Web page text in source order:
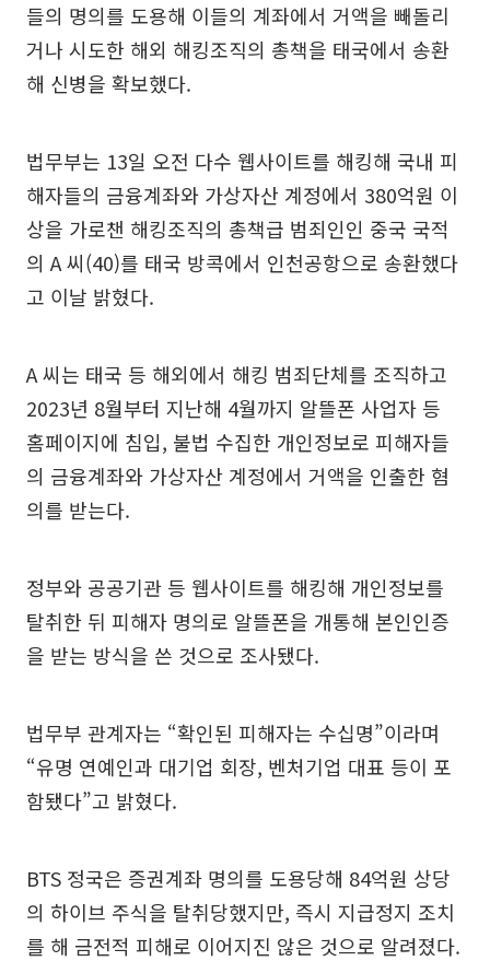
들의 명의를 도용해 이들의 계좌에서 거액을 빼돌리
거나 시도한 해외 해킹조직의 총책을 태국에서 송환
해 신병을 확보했다.
법무부는 13일 오전 다수 웹사이트를 해킹해 국내 피
해자들의 금융계좌와 가상자산 계정에서 380억원 이
상을 가로챈 해킹조직의 총책급 범죄인인 중국 국적
의 A 씨(40)를 태국 방콕에서 인천공항으로 송환했다
고 이날 밝혔다.
A 씨는 태국 등 해외에서 해킹 범죄단체를 조직하고
2023년 8월부터 지난해 4월까지 알뜰폰 사업자 등
홈페이지에 침입, 불법 수집한 개인정보로 피해자들
의 금융계좌와 가상자산 계정에서 거액을 인출한 혐
의를 받는다.
정부와 공공기관 등 웹사이트를 해킹해 개인정보를
탈취한 뒤 피해자 명의로 알뜰폰을 개통해 본인인증
을 받는 방식을 쓴 것으로 조사됐다.
법무부 관계자는 “확인된 피해자는 수십명”이라며
“유명 연예인과 대기업 회장, 벤처기업 대표 등이 포
함됐다”고 밝혔다.
BTS 정국은 증권계좌 명의를 도용당해 84억원 상당
의 하이브 주식을 탈취당했지만, 즉시 지급정지 조치
를 해 금전적 피해로 이어지진 않은 것으로 알려졌다.